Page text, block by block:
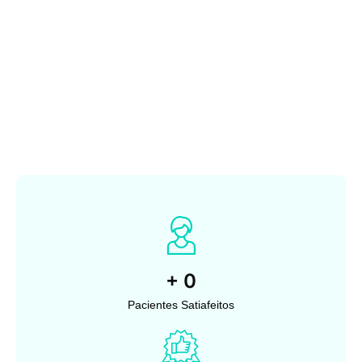
+ 0
Pacientes Satiafeitos